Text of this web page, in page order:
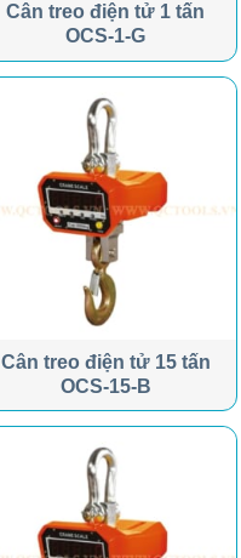
Cân treo điện tử 1 tấn
OCS-1-G
Cân treo điện tử 15 tấn
OCS-15-B